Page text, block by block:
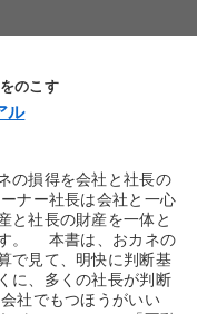
のこす
ル
の損得を会社と社長の
ナー社長は会社と一心
と社長の財産を一体と
。 本書は、おカネの
で見て、明快に判断基
に、多くの社長が判断
社でもつほうがいい